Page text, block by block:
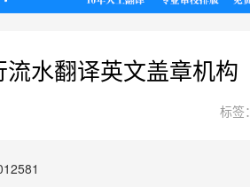
流水翻译英文盖章机构
标签：